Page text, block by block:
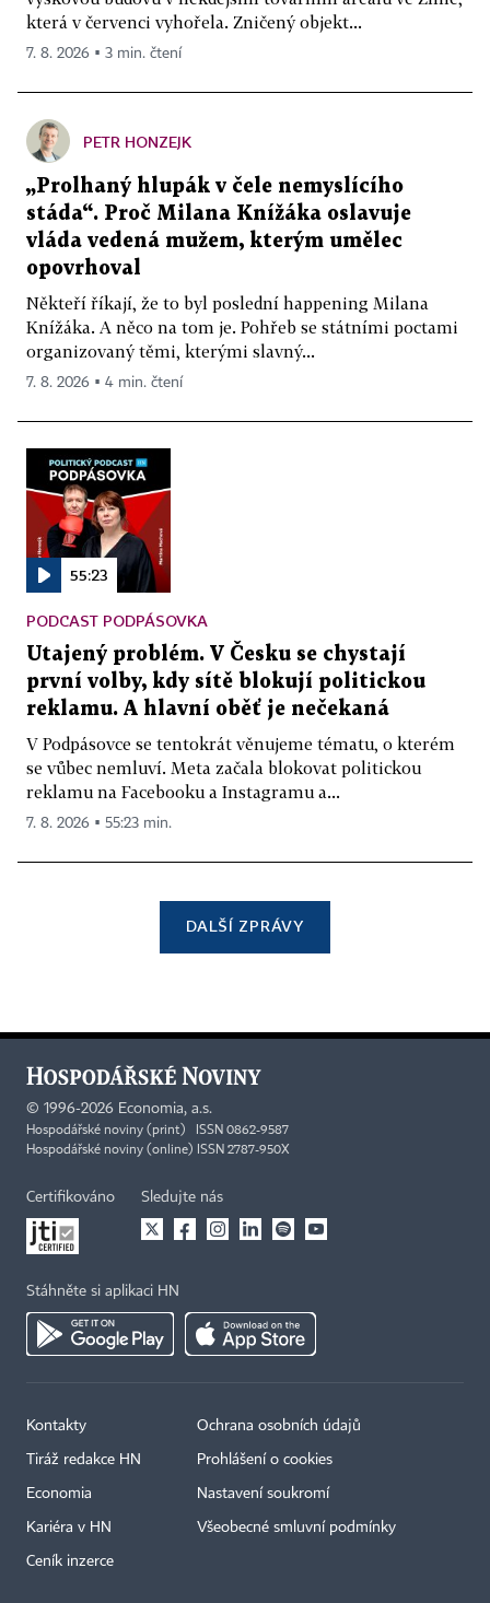
která v červenci vyhořela. Zničený objekt...
7. 8. 2026 ▪ 3 min. čtení
PETR HONZEJK
„Prolhaný hlupák v čele nemyslícího
stáda“. Proč Milana Knížáka oslavuje
vláda vedená mužem, kterým umělec
opovrhoval
Někteří říkají, že to byl poslední happening Milana
Knížáka. A něco na tom je. Pohřeb se státními poctami
organizovaný těmi, kterými slavný...
7. 8. 2026 ▪ 4 min. čtení
55:23
PODCAST PODPÁSOVKA
Utajený problém. V Česku se chystají
první volby, kdy sítě blokují politickou
reklamu. A hlavní oběť je nečekaná
V Podpásovce se tentokrát věnujeme tématu, o kterém
se vůbec nemluví. Meta začala blokovat politickou
reklamu na Facebooku a Instagramu a...
7. 8. 2026 ▪ 55:23 min.
DALŠÍ ZPRÁVY
© 1996-2026 Economia, a.s.
Hospodářské noviny (print) ISSN 0862-9587
Hospodářské noviny (online) ISSN 2787-950X
Certifikováno Sledujte nás
Stáhněte si aplikaci HN
Kontakty
Tiráž redakce HN
Economia
Kariéra v HN
Ceník inzerce
Ochrana osobních údajů
Prohlášení o cookies
Nastavení soukromí
Všeobecné smluvní podmínky